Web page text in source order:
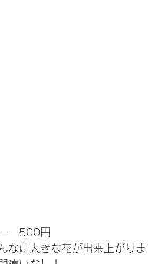
　500円
なに大きな花が出来上がり